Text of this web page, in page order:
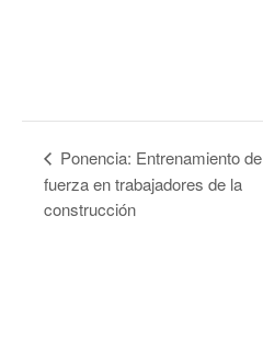
Ponencia: Entrenamiento de
fuerza en trabajadores de la
construcción